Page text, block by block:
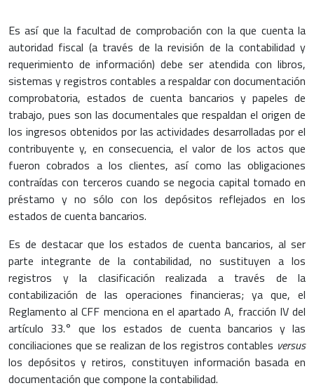
Es así que la facultad de comprobación con la que cuenta la
autoridad fiscal (a través de la revisión de la contabilidad y
requerimiento de información) debe ser atendida con libros,
sistemas y registros contables a respaldar con documentación
comprobatoria, estados de cuenta bancarios y papeles de
trabajo, pues son las documentales que respaldan el origen de
los ingresos obtenidos por las actividades desarrolladas por el
contribuyente y, en consecuencia, el valor de los actos que
fueron cobrados a los clientes, así como las obligaciones
contraídas con terceros cuando se negocia capital tomado en
préstamo y no sólo con los depósitos reflejados en los
estados de cuenta bancarios.
Es de destacar que los estados de cuenta bancarios, al ser
parte integrante de la contabilidad, no sustituyen a los
registros y la clasificación realizada a través de la
contabilización de las operaciones financieras; ya que, el
Reglamento al CFF menciona en el apartado A, fracción IV del
artículo 33.° que los estados de cuenta bancarios y las
conciliaciones que se realizan de los registros contables versus
los depósitos y retiros, constituyen información basada en
documentación que compone la contabilidad.